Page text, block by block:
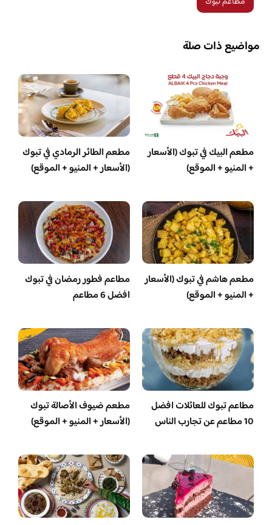
مواضيع ذات صلة
مطعم البيك في تبوك (الأسعار
+ المنيو + الموقع)
مطعم الطائر الرمادي في تبوك
(الأسعار + المنيو + الموقع)
مطعم هاشم في تبوك (الأسعار
+ المنيو + الموقع)
مطاعم فطور رمضان في تبوك
افضل 6 مطاعم
مطاعم تبوك للعائلات افضل
10 مطاعم عن تجارب الناس
مطعم ضيوف الأصالة تبوك
(الأسعار + المنيو + الموقع)